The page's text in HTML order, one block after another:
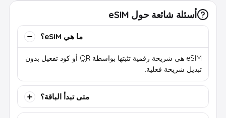
أسئلة شائعة حول eSIM
ما هي eSIM؟
eSIM هي شريحة رقمية تثبتها بواسطة QR أو كود تفعيل بدون
تبديل شريحة فعلية.
متى تبدأ الباقة؟